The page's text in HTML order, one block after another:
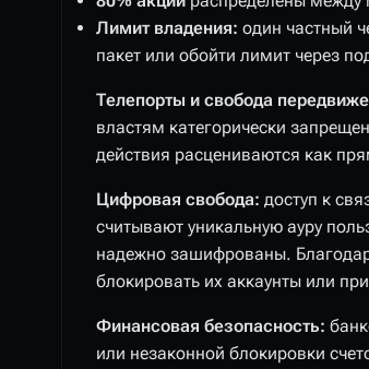
Лимит владения: один частный
пакет или обойти лимит через
Телепорты и свобода
властям категорически
действия расцениваются как
Цифровая свобода: доступ к
считывают уникальную ауру
надежно зашифрованы.
блокировать их аккаунты или
Финансовая безопасность:
или незаконной блокировки